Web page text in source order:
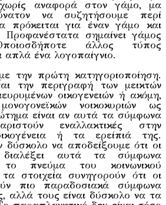
χωρίς αναφορά στον γάμο, μα
να συζητήσουμε περί
πρόκειται για έναν γάμο και
σημαίνει γάμος
άλλος τύπος
απλά ένα λογοπαίγνιο.
την πρώτη κατηγοριοποίηση.
την περιγραφή των μεικτών
οικογενειών ή ακόμη,
νοικοκυριών ως
είναι αν αυτά τα σύμφωνα
εναλλακτικές στην
ή τα ερείπιά της.
δύσκολο να αποδείξουμε ότι οι
διαλέξει αυτά τα σύμφωνα
πνεύμα του κοινωνικού
στοιχεία συνηγορούν ότι οι
πιο παραδοσιακά σύμφωνα
αλλά τους είναι δύσκολο να τα